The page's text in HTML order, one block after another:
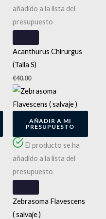
añadido a la lista del
presupuesto
Acanthurus Chirurgus
(Talla S)
€40.00
AÑADIR A MI
PRESUPUESTO
El producto se ha
añadido a la lista del
presupuesto
Zebrasoma Flavescens
( salvaje )